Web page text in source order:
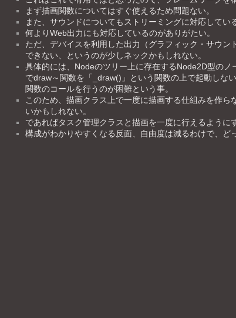
まず描画関数についてはすぐ使えるため問題ない。
また、サウンドについてもストリーミングに対応している
何よりWeb出力にも対応しているのがありがたい。
ただ、デバイスを利用した出力（グラフィック・サウ
できない、というのが少しネックかもしれない。
具体的には、Nodeのツリー上に存在するNode2D型の
でdraw～関数を「_draw()」という関数の上で起動しな
関数のコールを行うのが困難という事。
このため、描画クラス上で一度に描画する仕組みを作ら
いかもしれない。
であればタスク管理クラスと描画を一度に行えるように
構成がわかりやすくなる反面、自由度は減るわけで、ど